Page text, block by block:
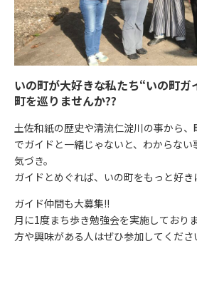
いの町が大好きな私たち“いの町
町を巡りませんか??
土佐和紙の歴史や清流仁淀川の事から
でガイドと一緒じゃないと、わからな
気づき。
ガイドとめぐれば、いの町をもっと好き
ガイド仲間も大募集!!
月に1度まち歩き勉強会を実施しており
方や興味がある人はぜひ参加してくださ